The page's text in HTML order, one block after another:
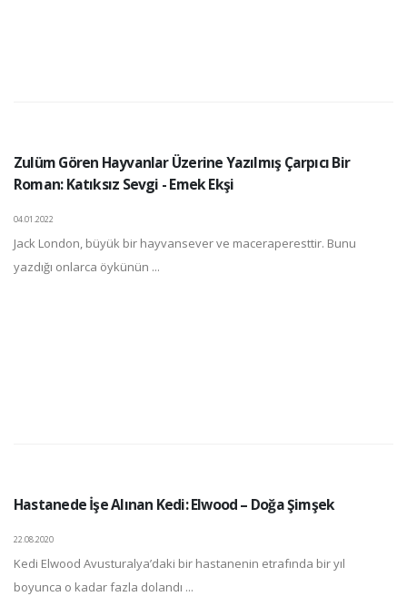
Zulüm Gören Hayvanlar Üzerine Yazılmış Çarpıcı Bir
Roman: Katıksız Sevgi - Emek Ekşi
04.01.2022
Jack London, büyük bir hayvansever ve maceraperesttir. Bunu
yazdığı onlarca öykünün ...
Hastanede İşe Alınan Kedi: Elwood – Doğa Şimşek
22.08.2020
Kedi Elwood Avusturalya’daki bir hastanenin etrafında bir yıl
boyunca o kadar fazla dolandı ...